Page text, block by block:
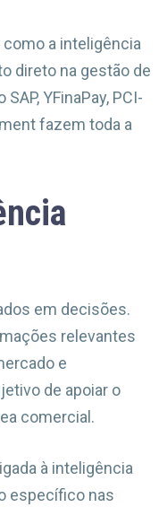
a inteligência
direto na gestão de
YFinaPay, PCI-
fazem toda a
em decisões.
relevantes
e
de apoiar o
comercial.
à inteligência
específico nas